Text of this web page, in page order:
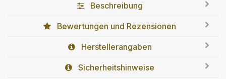
Beschreibung
Bewertungen und Rezensionen
Herstellerangaben
Sicherheitshinweise